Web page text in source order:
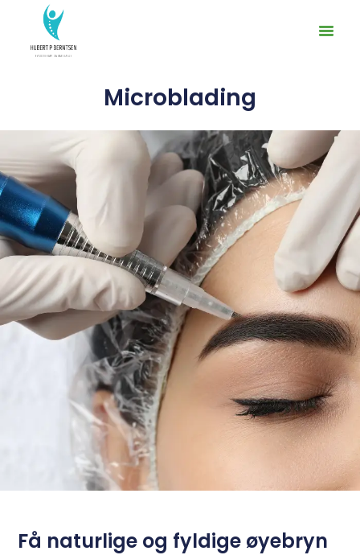
Microblading
Få naturlige og fyldige øyebryn